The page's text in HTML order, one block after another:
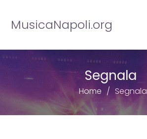
contenuto
MusicaNapoli.org
Segnala
Home Segnala